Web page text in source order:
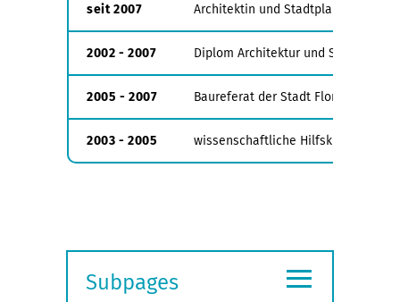
seit 2007 Architektin und Stadtplanerin,
2002 - 2007 Diplom Architektur und
2005 - 2007 Baureferat der Stadt Florianópolis,
2003 - 2005 wissenschaftliche Hilfskraft im
Subpages
≡